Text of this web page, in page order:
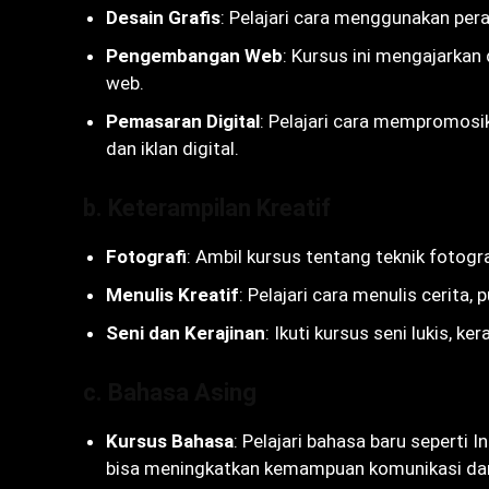
Desain Grafis: Pelajari cara menggunakan
Pengembangan Web: Kursus ini
web.
Pemasaran Digital: Pelajari cara
dan iklan digital.
Fotografi: Ambil kursus tentang teknik
Menulis Kreatif: Pelajari cara menulis cerita,
Seni dan Kerajinan: Ikuti kursus seni lukis,
Kursus Bahasa: Pelajari bahasa baru seperti
bisa meningkatkan kemampuan komunikasi